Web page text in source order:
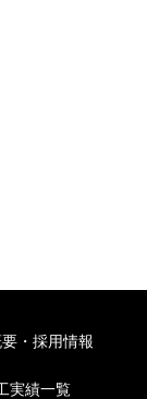
・採用情報
実績一覧